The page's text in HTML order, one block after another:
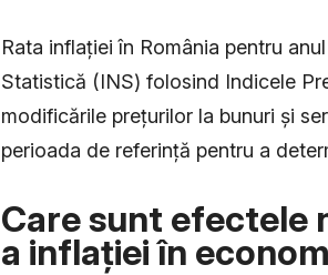
Rata inflației în România pentru
Statistică (INS) folosind Indicele
modificările prețurilor la bunuri și
perioada de referință pentru a
Care sunt efectele
a inflației în